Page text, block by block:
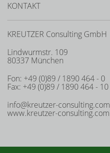
KONTAKT
KREUTZER Consulting GmbH
Lindwurmstr. 109
80337 München
Fon: +49 (0)89 / 1890 464 - 0
Fax: +49 (0)89 / 1890 464 - 10
info@kreutzer-consulting.com
www.kreutzer-consulting.com